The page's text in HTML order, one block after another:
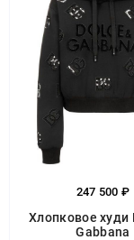
247 500 ₽
Хлопковое худи
Gabbana